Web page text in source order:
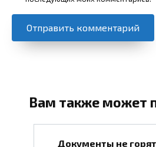
Вам также может
Документы не